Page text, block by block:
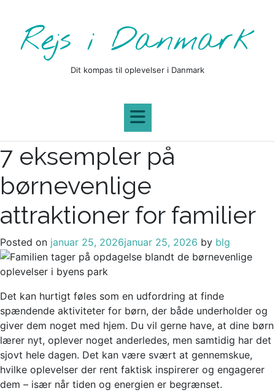
contentRejs i Danmark
Dit kompas til oplevelser i Danmark
7 eksempler på
børnevenlige
attraktioner for familier
Posted on januar 25, 2026januar 25, 2026 by blg
Det kan hurtigt føles som en udfordring at finde
spændende aktiviteter for børn, der både underholder og
giver dem noget med hjem. Du vil gerne have, at dine børn
lærer nyt, oplever noget anderledes, men samtidig har det
sjovt hele dagen. Det kan være svært at gennemskue,
hvilke oplevelser der rent faktisk inspirerer og engagerer
dem – især når tiden og energien er begrænset.